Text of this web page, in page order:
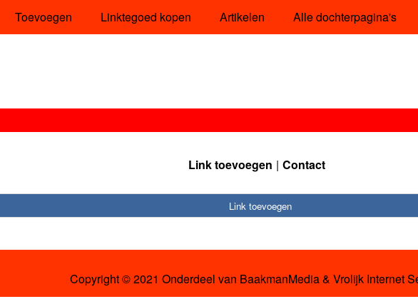
Toevoegen Linktegoed kopen Artikelen Alle dochterpagina's
Link toevoegen Contact
Link toevoegen
Copyright © 2021 Onderdeel van BaakmanMedia& Vrolijk Internet